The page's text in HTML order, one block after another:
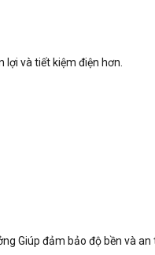
và tiết kiệm điện hơn.
Giúp đảm bảo độ bền và